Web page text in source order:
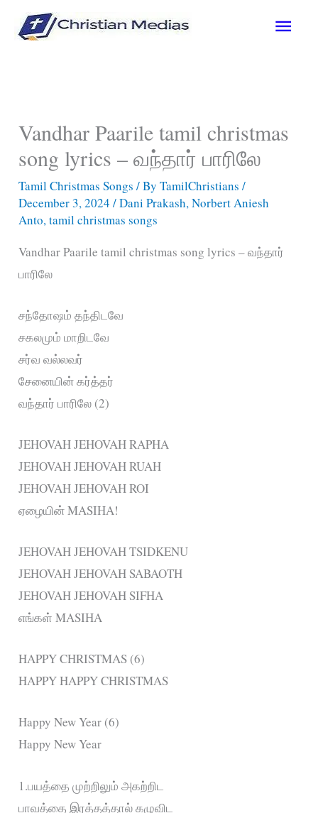
Main
Vandhar Paarile tamil christmas
song lyrics – வந்தார் பாரிலே
Tamil Christmas Songs / ByTamilChristians/
December 3, 2024/Dani Prakash,Norbert Aniesh
Anto,tamil christmas songs
Vandhar Paarile tamil christmas song lyrics – வந்தார்
பாரிலே
சந்தோஷம் தந்திடவே
சகலமும் மாறிடவே
சர்வ வல்லவர்
சேனையின் கர்த்தர்
வந்தார் பாரிலே (2)
JEHOVAH JEHOVAH RAPHA
JEHOVAH JEHOVAH RUAH
JEHOVAH JEHOVAH ROI
ஏழையின் MASIHA!
JEHOVAH JEHOVAH TSIDKENU
JEHOVAH JEHOVAH SABAOTH
JEHOVAH JEHOVAH SIFHA
எங்கள் MASIHA
HAPPY CHRISTMAS (6)
HAPPY HAPPY CHRISTMAS
Happy New Year (6)
Happy New Year
1.பயத்தை முற்றிலும் அகற்றிட
பாவத்தை இரத்தத்தால் கழுவிட